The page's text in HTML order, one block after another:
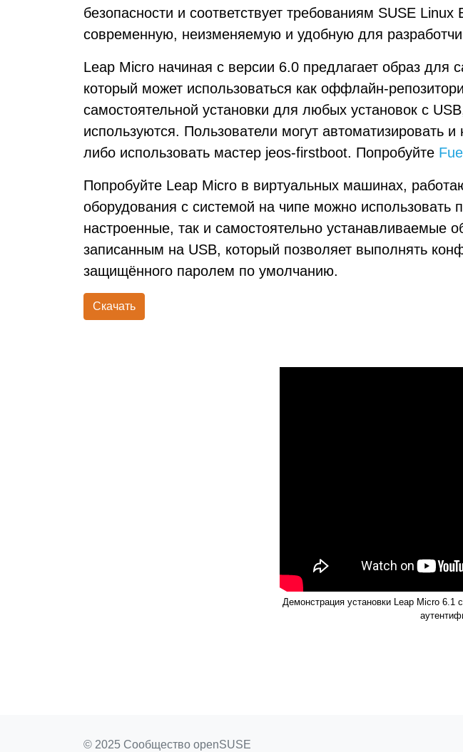
безопасности и соответствует требованиям SUSE
современную, неизменяемую и удобную для
Leap Micro начиная с версии 6.0 предлагает образ для
который может использоваться как оффлайн-
самостоятельной установки для любых установок с
используются. Пользователи могут автоматизировать
либо использовать мастер jeos-firstboot. Попробуйте
Попробуйте Leap Micro в виртуальных машинах,
оборудования с системой на чипе можно использовать
настроенные, так и самостоятельно устанавливаемые
записанным на USB, который позволяет выполнять
защищённого паролем по умолчанию.
Скачать
Демонстрация установки Leap Micro
© 2025 Сообщество openSUSE